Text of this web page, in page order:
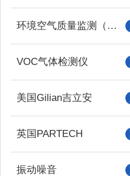
环境空气质量监测（美国Met one）
VOC气体检测仪
美国Gilian吉立安
英国PARTECH
振动噪音